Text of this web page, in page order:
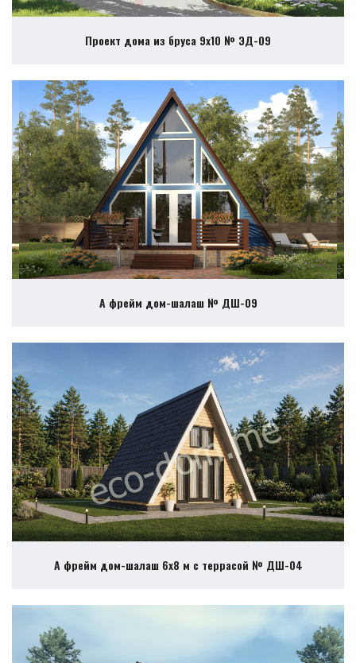
Проект дома из бруса 9х10 № ЭД-09
А фрейм дом-шалаш № ДШ-09
А фрейм дом-шалаш 6х8 м с террасой № ДШ-04